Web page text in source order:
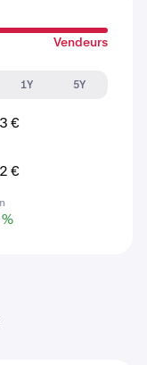
Vendeurs
1Y
5Y
€
€